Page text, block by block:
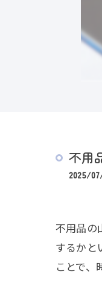
不用
2025/
不用品の
するかと
ことで、